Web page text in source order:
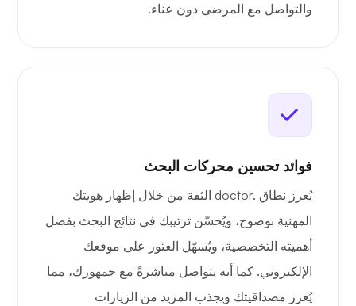
والتواصل مع المرضى دون عناء.
فوائد تحسين محركات البحث
يُعزز نطاق .doctor الثقة من خلال إظهار هويتك
المهنية بوضوح، ويُحسّن ترتيبك في نتائج البحث بفضل
أهميته التخصصية، ويُسهّل العثور على موقعك
الإلكتروني. كما أنه يتواصل مباشرةً مع جمهورك، مما
يُعزز مصداقيتك ويجذب المزيد من الزيارات